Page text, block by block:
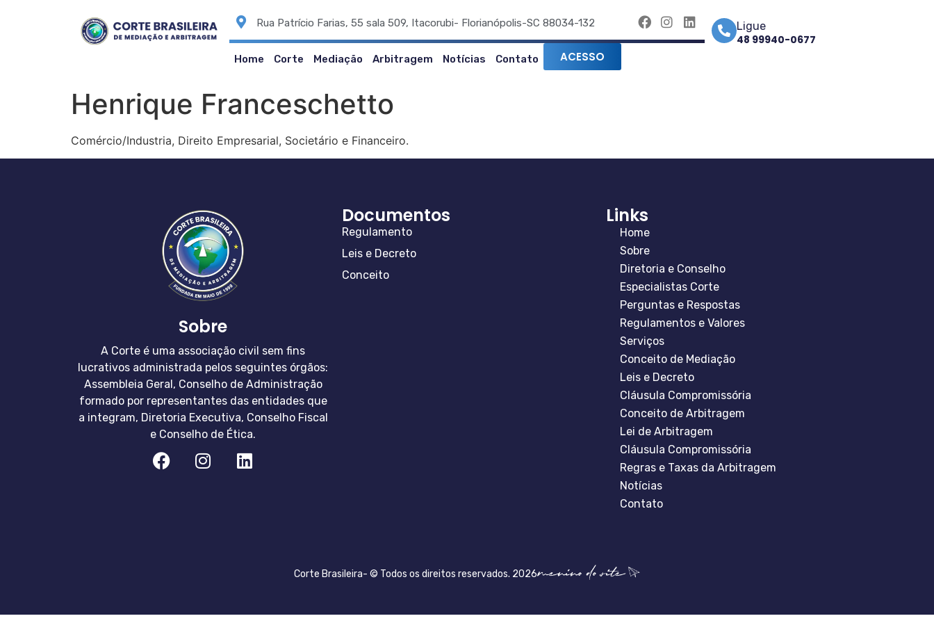
Rua Patrício Farias, 55 sala 509, Itacorubi- Florianópolis-SC 88034-132
Home Corte Mediação Arbitragem Notícias Contato ACESSO
Ligue
48 99940-0677
Henrique Franceschetto
Comércio/Industria, Direito Empresarial, Societário e Financeiro.
Sobre
A Corte é uma associação civil sem fins
lucrativos administrada pelos seguintes órgãos:
Assembleia Geral, Conselho de Administração
formado por representantes das entidades que
a integram, Diretoria Executiva, Conselho Fiscal
e Conselho de Ética.
Documentos
Regulamento
Leis e Decreto
Conceito
Links
Home
Sobre
Diretoria e Conselho
Especialistas Corte
Perguntas e Respostas
Regulamentos e Valores
Serviços
Conceito de Mediação
Leis e Decreto
Cláusula Compromissória
Conceito de Arbitragem
Lei de Arbitragem
Cláusula Compromissória
Regras e Taxas da Arbitragem
Notícias
Contato
Corte Brasileira- © Todos os direitos reservados. 2026